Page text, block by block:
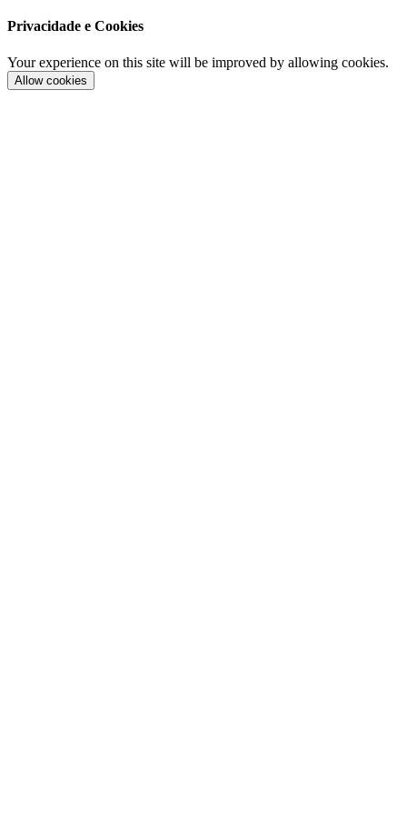
Privacidade e Cookies
Your experience on this site will be improved by allowing cookies.
Allow cookies